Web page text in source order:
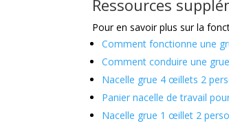
Ressources
Pour en savoir plus sur la
Comment fonctionne une
Comment conduire une
Nacelle grue 4 œillets 2
Panier nacelle de travail
Nacelle grue 1 œillet 2